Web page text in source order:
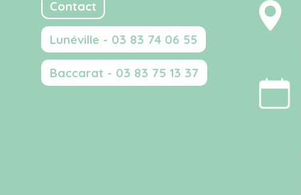
Contact
Lunéville - 03 83 74 06 55
Baccarat - 03 83 75 13 37